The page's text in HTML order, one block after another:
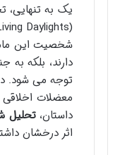
یک به تنهایی،
شخصیت این
دارند، بلکه به
توجه می شود.
معضلات
داستان،تحلیل
اثر درخشان داشته